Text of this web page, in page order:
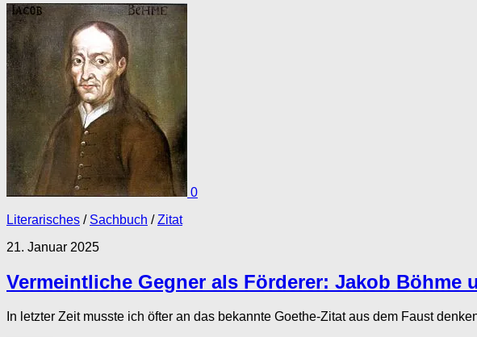
0
Literarisches / Sachbuch /Zitat
21. Januar 2025
Vermeintliche Gegner als Förderer: Jakob Böhme
In letzter Zeit musste ich öfter an das bekannte Goethe-Zitat aus dem Faust